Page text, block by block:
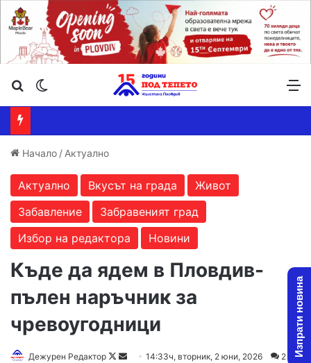
Търсене ...
Начало / Актуално
Актуално Вкусът на града
Живот
Забавление
Забравеният град
Избор на редактора
Новини
Къде да ядем в Пловдив-
пълен наръчник за
чревоугодници
Дежурен Редактор
Follow
Send14:33ч, вторник, 2 юни, 2026 2 Изпрати новина